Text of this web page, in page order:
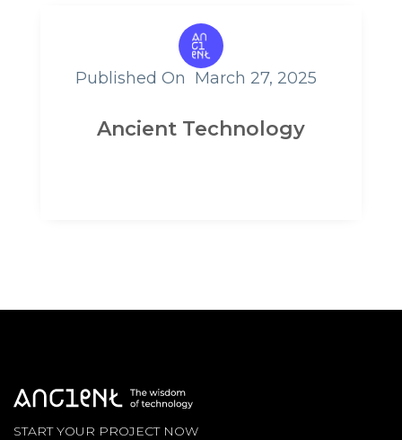
Published On March 27, 2025
Ancient Technology
START YOUR PROJECT NOW